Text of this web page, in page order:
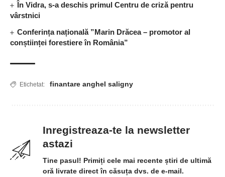
În Vidra, s-a deschis primul Centru de criză pentru
vârstnici
Conferința națională ”Marin Drăcea – promotor al
conștiinței forestiere în România”
Etichetat: finantare anghel saligny
Inregistreaza-te la newsletter
astazi
Tine pasul! Primiți cele mai recente știri de ultimă
oră livrate direct în căsuța dvs. de e-mail.